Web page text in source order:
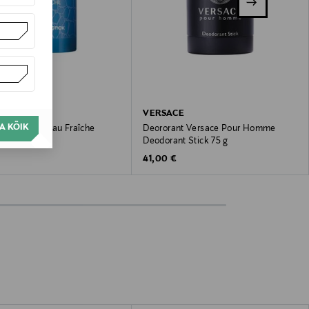
KÕIK
Versace Eau Fraîche
Stick 75 g
VERSACE
Deororant Versace Pour Homme
Deodorant Stick 75 g
Original Price
41,00 €